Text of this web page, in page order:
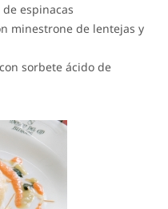
espinacas
minestrone de lentejas y
sorbete ácido de